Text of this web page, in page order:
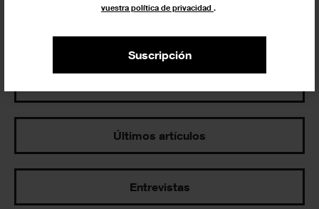
vuestra política de privacidad .
Suscripción
Últimos artículos
Entrevistas